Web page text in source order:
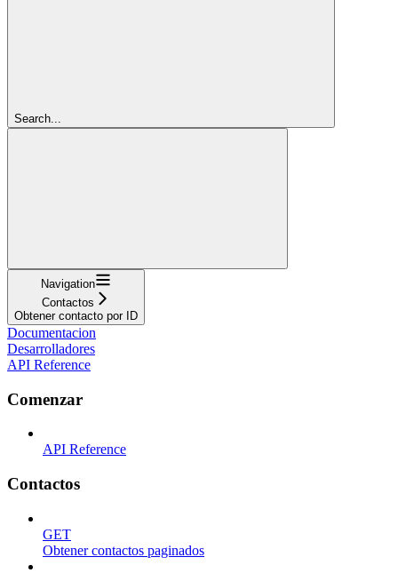
Search...
Navigation
Contactos
Obtener contacto por ID
Documentacion
Desarrolladores
API Reference
Comenzar
API Reference
Contactos
GET
Obtener contactos paginados